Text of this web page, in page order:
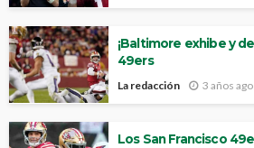
¡Baltimore exhibe y
49ers
La redacción 3 años ago
Los San Francisco